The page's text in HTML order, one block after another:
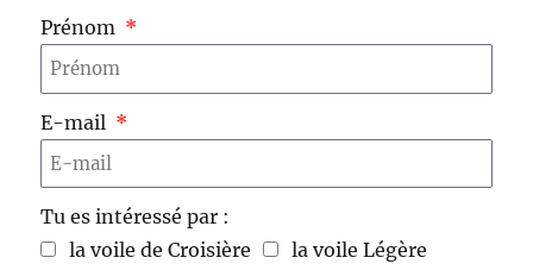
Prénom
E-mail
Tu es intéressé par :
la voile de Croisière
la voile Légère